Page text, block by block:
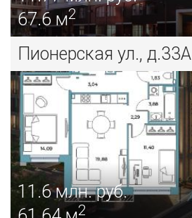
67.6 м2
Пионерская ул., д.33А
11.6млн. руб.
2